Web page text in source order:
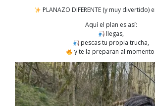
PLANAZO DIFERENTE (y muy divertido)
Aquí el plan es así:
llegas,
pescas tu propia trucha,
y te la preparan al momento.